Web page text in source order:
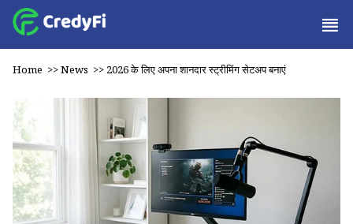
Home >>News >> 2026 के लिए अपना शानदार स्ट्रीमिंग सेटअप बनाएं